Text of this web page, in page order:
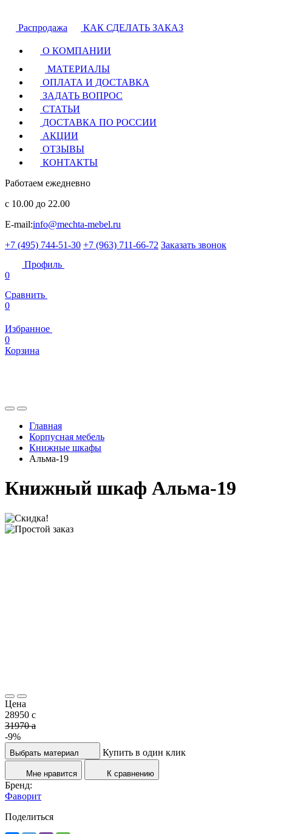
Распродажа КАК СДЕЛАТЬ ЗАКАЗ
О КОМПАНИИ
МАТЕРИАЛЫ
ОПЛАТА И ДОСТАВКА
ЗАДАТЬ ВОПРОС
СТАТЬИ
ДОСТАВКА ПО РОССИИ
АКЦИИ
ОТЗЫВЫ
КОНТАКТЫ
Работаем ежедневно
с 10.00 до 22.00
E-mail:info@mechta-mebel.ru
+7 (495) 744-51-30 +7 (963) 711-66-72 Заказать звонок
Профиль
0
Сравнить
0
Избранное
0
Корзина
Главная
Корпусная мебель
Книжные шкафы
Альма-19
Книжный шкаф Альма-19
Цена
28950 c
31970a
-9%
Выбрать материал Купить в один клик
Мне нравится К сравнению
Бренд:
Фаворит
Поделиться